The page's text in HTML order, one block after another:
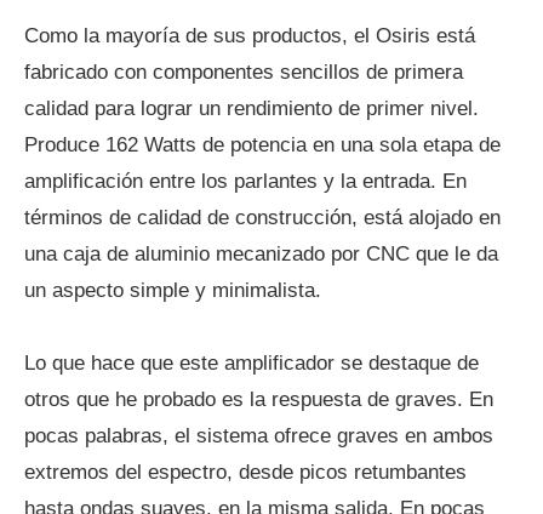
Como la mayoría de sus productos, el Osiris está
fabricado con componentes sencillos de primera
calidad para lograr un rendimiento de primer nivel.
Produce 162 Watts de potencia en una sola etapa de
amplificación entre los parlantes y la entrada. En
términos de calidad de construcción, está alojado en
una caja de aluminio mecanizado por CNC que le da
un aspecto simple y minimalista.
Lo que hace que este amplificador se destaque de
otros que he probado es la respuesta de graves. En
pocas palabras, el sistema ofrece graves en ambos
extremos del espectro, desde picos retumbantes
hasta ondas suaves, en la misma salida. En pocas